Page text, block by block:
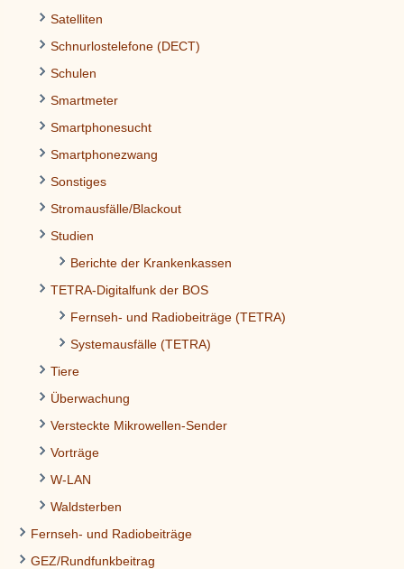
Satelliten
Schnurlostelefone (DECT)
Schulen
Smartmeter
Smartphonesucht
Smartphonezwang
Sonstiges
Stromausfälle/Blackout
Studien
Berichte der Krankenkassen
TETRA-Digitalfunk der BOS
Fernseh- und Radiobeiträge (TETRA)
Systemausfälle (TETRA)
Tiere
Überwachung
Versteckte Mikrowellen-Sender
Vorträge
W-LAN
Waldsterben
Fernseh- und Radiobeiträge
GEZ/Rundfunkbeitrag